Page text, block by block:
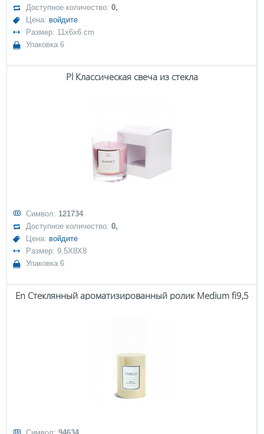
Доступное количество:0,
Цена: войдите
Размер: 11x6x6 cm
Упаковка 6
Pl Классическая свеча из стекла
Символ: 121734
Доступное количество:0,
Цена: войдите
Размер: 9,5X8X8
Упаковка 6
En Стеклянный ароматизированный ролик Medium fi9,5